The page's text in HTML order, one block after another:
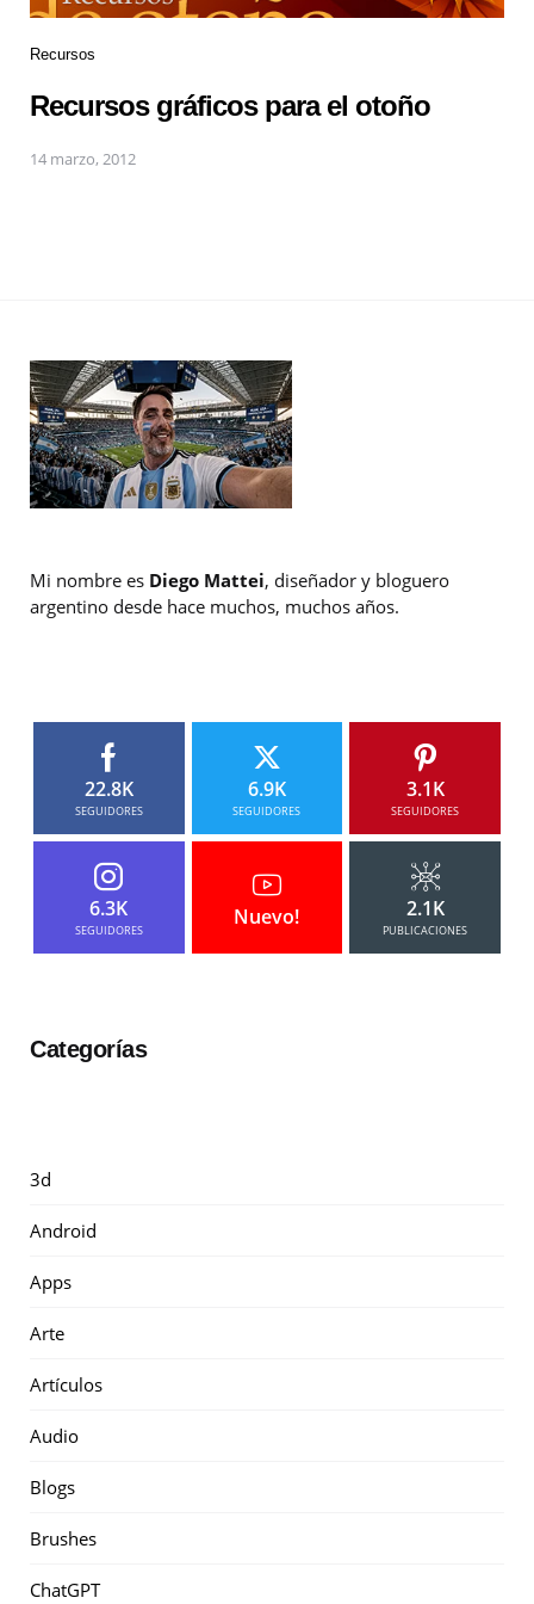
Recursos
Recursos gráficos para el otoño
14 marzo, 2012
Mi nombre es Diego Mattei, diseñador y bloguero
argentino desde hace muchos, muchos años.
22.8K
SEGUIDORES
6.9K
SEGUIDORES
3.1K
SEGUIDORES
6.3K
SEGUIDORES
Nuevo! 2.1K
PUBLICACIONES
Categorías
3d
Android
Apps
Arte
Artículos
Audio
Blogs
Brushes
ChatGPT